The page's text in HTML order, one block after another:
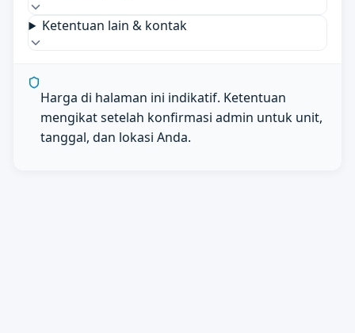
Ketentuan lain & kontak
Harga di halaman ini indikatif. Ketentuan
mengikat setelah konfirmasi admin untuk unit,
tanggal, dan lokasi Anda.